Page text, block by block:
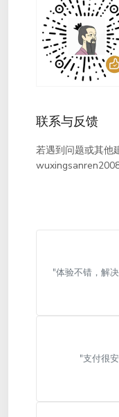
联系与反馈
若遇到问题或其他
"体验不错，解
"支付很